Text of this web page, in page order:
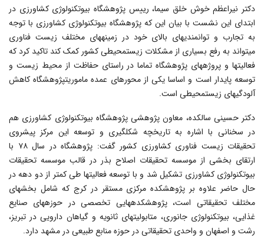
دکتر نیراعظم خوش خلق سیما، رییس پژوهشگاه بیوتکنولوژی کشاورزی در
ابتدای این نشست با بیان این که پژوهشگاه بیوتکنولوژی کشاورزی با توجه
به تجارب و توانمندی‎های بالای خود در زمینه‎های مختلف زیست فناوری
می‎تواند به رفع بسیاری از مشکلات زیست‎محیطی کشور کمک کند تاکید کرد که
فعالیت‎ها و پروژه‎های پژوهشگاه تماما در راستای حفاظت از محیط زیست و
توسعه پایدار است و اساسا یکی از محورهای عمده ماموریت‎پژوهشگاه کاهش
آلودگی‎های زیست‎محیطی است.
دکتر حسینی سالکده، معاون پژوهشی پژوهشگاه بیوتکنولوژی کشاورزی هم
در سخنانی با اشاره به تاریخچه شکل‎گیری و توسعه این مرکز پیشروی
تحقیقات زیست فناوری کشاورزی کشور گفت: پژوهشگاه در سال ۷۸ با
ارتقای بخشی از موسسه تحقیقات اصلاح بذر در قالب موسسه تحقیقات
بیوتکنولوژی کشاورزی تشکیل شد و با توسعه فعالیت‎ها طی کمتر از دو دهه در
حال حاضر علاوه بر پژوهشکده مرکزی مستقر در کرج که شامل بخش‎های
مختلف تحقیقاتی است، پژوهشکده‎هایی تخصصی در حوزه‎های صنایع
غذایی، بیوتکنولوژی جانوری، متابولیت‎های ثانویه و گیاهان دارویی در تبریز،
رشت و اصفهان و واحدی تحقیقاتی در حوزه منابع طبیعی در مشهد دارد.